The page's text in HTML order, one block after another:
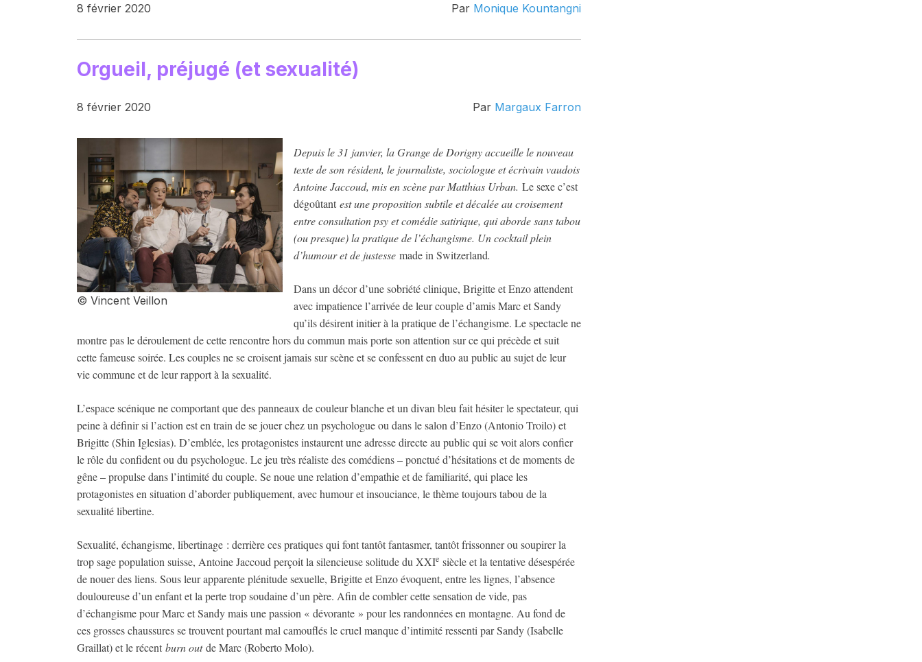
8 février 2020 Par Monique Kountangni
Orgueil, préjugé (et sexualité)
8 février 2020 Par Margaux Farron
© Vincent Veillon
Depuis le 31 janvier, la Grange de Dorigny accueille le nouveau
texte de son résident, le journaliste, sociologue et écrivain vaudois
Antoine Jaccoud, mis en scène par Matthias Urban. Le sexe c’est
dégoûtant est une proposition subtile et décalée au croisement
entre consultation psy et comédie satirique, qui aborde sans tabou
(ou presque) la pratique de l’échangisme. Un cocktail plein
d’humour et de justesse made in Switzerland.
Dans un décor d’une sobriété clinique, Brigitte et Enzo attendent
avec impatience l’arrivée de leur couple d’amis Marc et Sandy
qu’ils désirent initier à la pratique de l’échangisme. Le spectacle ne
montre pas le déroulement de cette rencontre hors du commun mais porte son attention sur ce qui précède et suit
cette fameuse soirée. Les couples ne se croisent jamais sur scène et se confessent en duo au public au sujet de leur
vie commune et de leur rapport à la sexualité.
L’espace scénique ne comportant que des panneaux de couleur blanche et un divan bleu fait hésiter le spectateur, qui
peine à définir si l’action est en train de se jouer chez un psychologue ou dans le salon d’Enzo (Antonio Troilo) et
Brigitte (Shin Iglesias). D’emblée, les protagonistes instaurent une adresse directe au public qui se voit alors confier
le rôle du confident ou du psychologue. Le jeu très réaliste des comédiens – ponctué d’hésitations et de moments de
gêne – propulse dans l’intimité du couple. Se noue une relation d’empathie et de familiarité, qui place les
protagonistes en situation d’aborder publiquement, avec humour et insouciance, le thème toujours tabou de la
sexualité libertine.
Sexualité, échangisme, libertinage : derrière ces pratiques qui font tantôt fantasmer, tantôt frissonner ou soupirer la
trop sage population suisse, Antoine Jaccoud perçoit la silencieuse solitude du XXIe siècle et la tentative désespérée
de nouer des liens. Sous leur apparente plénitude sexuelle, Brigitte et Enzo évoquent, entre les lignes, l’absence
douloureuse d’un enfant et la perte trop soudaine d’un père. Afin de combler cette sensation de vide, pas
d’échangisme pour Marc et Sandy mais une passion « dévorante » pour les randonnées en montagne. Au fond de
ces grosses chaussures se trouvent pourtant mal camouflés le cruel manque d’intimité ressenti par Sandy (Isabelle
Graillat) et le récent burn outde Marc (Roberto Molo).